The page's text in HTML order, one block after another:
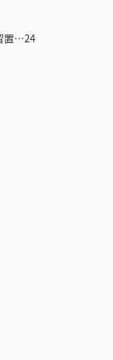
置…24